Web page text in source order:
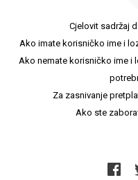
Cjelovit sadržaj
Ako imate korisničko ime i
Ako nemate korisničko ime i
Za zasnivanje
Ako ste